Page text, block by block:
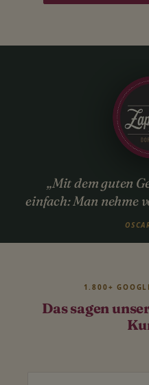
„Mit dem guten
einfach: Man nehme
Das sagen
1.800+